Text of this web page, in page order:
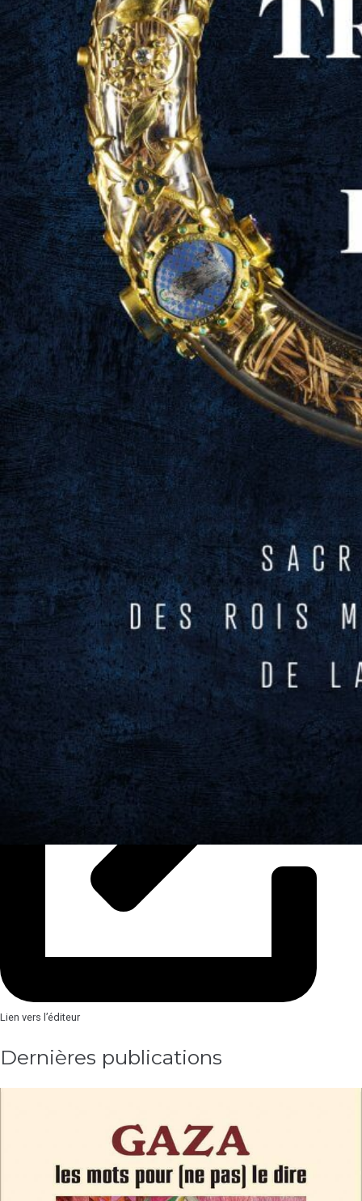
Présentation
« L’aiguille creuse »…. C’est le lieu emblématique au sein duquel Arsène Lupin
cache son butin et où se trouve le Trésor des rois de France. Au-delà de la
fiction, ce fameux « Trésor royal » s’est constitué progressivement, participant
de la construction de l’État monarchique. Amoncellement d’objets d’or,
d’argent doré, ornés de pierres précieuses et de perles, il offre une assise à la
majesté du Prince. Il l’entoure aussi d’une aura sacrée : une partie du trésor est
constituée de reliques, ces fragments de corps saints que le souverain
accumule au sein de son palais, au premier desquelles figurent les reliques
de la Passion du Christ, conservées dans la Sainte-Chapelle de Paris.
Lien vers l’éditeur
Dernières publications